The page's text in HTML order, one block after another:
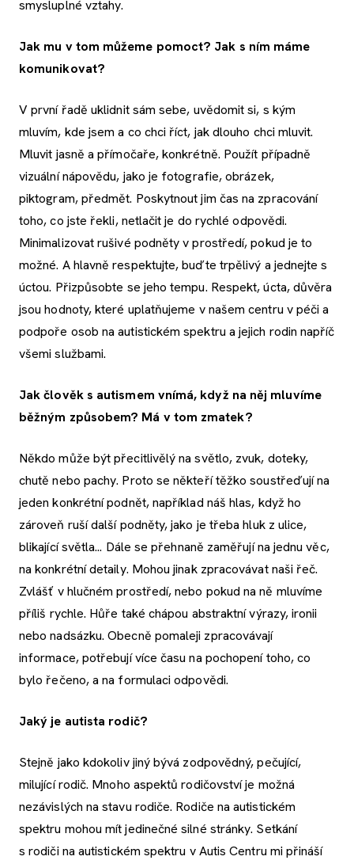
smysluplné vztahy.
Jak mu v tom můžeme pomoct? Jak s ním máme
komunikovat?
V první řadě uklidnit sám sebe, uvědomit si, s kým
mluvím, kde jsem a co chci říct, jak dlouho chci mluvit.
Mluvit jasně a přímočaře, konkrétně. Použít případně
vizuální nápovědu, jako je fotografie, obrázek,
piktogram, předmět. Poskytnout jim čas na zpracování
toho, co jste řekli, netlačit je do rychlé odpovědi.
Minimalizovat rušivé podněty v prostředí, pokud je to
možné. A hlavně respektujte, buďte trpělivý a jednejte s
úctou. Přizpůsobte se jeho tempu. Respekt, úcta, důvěra
jsou hodnoty, které uplatňujeme v našem centru v péči a
podpoře osob na autistickém spektru a jejich rodin napříč
všemi službami.
Jak člověk s autismem vnímá, když na něj mluvíme
běžným způsobem? Má v tom zmatek?
Někdo může být přecitlivělý na světlo, zvuk, doteky,
chutě nebo pachy. Proto se někteří těžko soustřeďují na
jeden konkrétní podnět, například náš hlas, když ho
zároveň ruší další podněty, jako je třeba hluk z ulice,
blikající světla... Dále se přehnaně zaměřují na jednu věc,
na konkrétní detaily. Mohou jinak zpracovávat naši řeč.
Zvlášť v hlučném prostředí, nebo pokud na ně mluvíme
příliš rychle. Hůře také chápou abstraktní výrazy, ironii
nebo nadsázku. Obecně pomaleji zpracovávají
informace, potřebují více času na pochopení toho, co
bylo řečeno, a na formulaci odpovědi.
Jaký je autista rodič?
Stejně jako kdokoliv jiný bývá zodpovědný, pečující,
milující rodič. Mnoho aspektů rodičovství je možná
nezávislých na stavu rodiče. Rodiče na autistickém
spektru mohou mít jedinečné silné stránky. Setkání
s rodiči na autistickém spektru v Autis Centru mi přináší